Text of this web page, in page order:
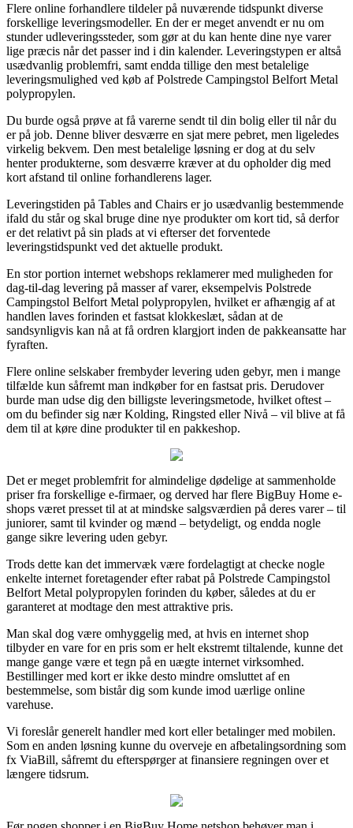
Flere online forhandlere tildeler på nuværende tidspunkt diverse
forskellige leveringsmodeller. En der er meget anvendt er nu om
stunder udleveringssteder, som gør at du kan hente dine nye varer
lige præcis når det passer ind i din kalender. Leveringstypen er altså
usædvanlig problemfri, samt endda tillige den mest betalelige
leveringsmulighed ved køb af Polstrede Campingstol Belfort Metal
polypropylen.
Du burde også prøve at få varerne sendt til din bolig eller til når du
er på job. Denne bliver desværre en sjat mere pebret, men ligeledes
virkelig bekvem. Den mest betalelige løsning er dog at du selv
henter produkterne, som desværre kræver at du opholder dig med
kort afstand til online forhandlerens lager.
Leveringstiden på Tables and Chairs er jo usædvanlig bestemmende
ifald du står og skal bruge dine nye produkter om kort tid, så derfor
er det relativt på sin plads at vi efterser det forventede
leveringstidspunkt ved det aktuelle produkt.
En stor portion internet webshops reklamerer med muligheden for
dag-til-dag levering på masser af varer, eksempelvis Polstrede
Campingstol Belfort Metal polypropylen, hvilket er afhængig af at
handlen laves forinden et fastsat klokkeslæt, sådan at de
sandsynligvis kan nå at få ordren klargjort inden de pakkeansatte har
fyraften.
Flere online selskaber frembyder levering uden gebyr, men i mange
tilfælde kun såfremt man indkøber for en fastsat pris. Derudover
burde man udse dig den billigste leveringsmetode, hvilket oftest –
om du befinder sig nær Kolding, Ringsted eller Nivå – vil blive at få
dem til at køre dine produkter til en pakkeshop.
Det er meget problemfrit for almindelige dødelige at sammenholde
priser fra forskellige e-firmaer, og derved har flere BigBuy Home e-
shops været presset til at at mindske salgsværdien på deres varer – til
juniorer, samt til kvinder og mænd – betydeligt, og endda nogle
gange sikre levering uden gebyr.
Trods dette kan det immervæk være fordelagtigt at checke nogle
enkelte internet foretagender efter rabat på Polstrede Campingstol
Belfort Metal polypropylen forinden du køber, således at du er
garanteret at modtage den mest attraktive pris.
Man skal dog være omhyggelig med, at hvis en internet shop
tilbyder en vare for en pris som er helt ekstremt tiltalende, kunne det
mange gange være et tegn på en uægte internet virksomhed.
Bestillinger med kort er ikke desto mindre omsluttet af en
bestemmelse, som bistår dig som kunde imod uærlige online
varehuse.
Vi foreslår generelt handler med kort eller betalinger med mobilen.
Som en anden løsning kunne du overveje en afbetalingsordning som
fx ViaBill, såfremt du efterspørger at finansiere regningen over et
længere tidsrum.